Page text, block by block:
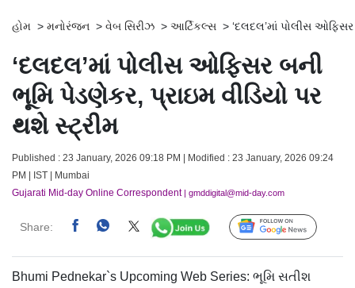
હોમ > મનોરંજન > વેબ સિરીઝ > આર્ટિકલ્સ > ‘દલદલ’માં પોલીસ
‘દલદલ’માં પોલીસ ઓફિસર બની
ભૂમિ પેડણેકર, પ્રાઇમ વીડિયો પર
થશે સ્ટ્રીમ
Published : 23 January, 2026 09:18 PM | Modified : 23 January, 2026 09:24
PM | IST | Mumbai
Gujarati Mid-day Online Correspondent| gmddigital@mid-day.com
Share: Follow Us
Bhumi Pednekar`s Upcoming Web Series: ભૂમિ સતીશ